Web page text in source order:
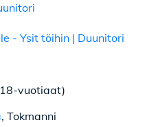
- Ysit töihin | Duunitori
vuotiaat)
, Tokmanni